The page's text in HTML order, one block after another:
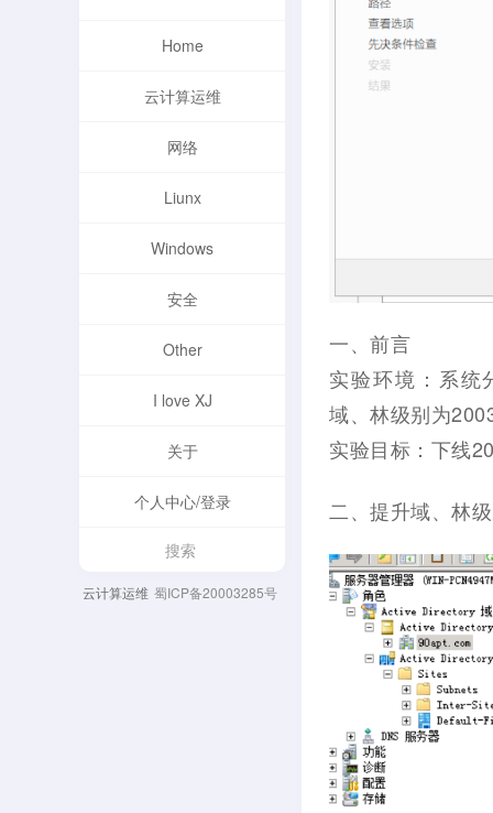
Home
云计算运维
网络
Liunx
Windows
安全
Other
I love XJ
关于
个人中心/登录
云计算运维 蜀ICP备20003285号
一、前言
实验环境：系统
域、林级别为
实验目标：下线
二、提升域、林